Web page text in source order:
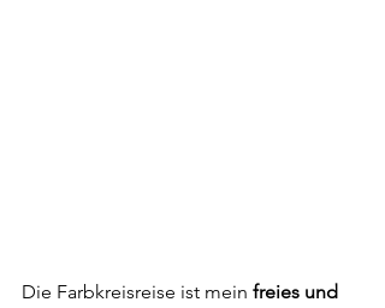
Die Farbkreisreise ist mein freies und